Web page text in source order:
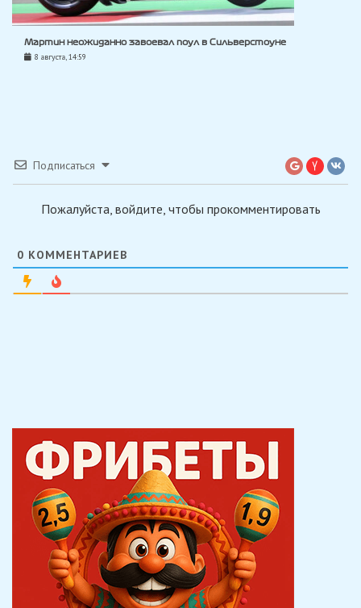
Мартин неожиданно завоевал поул в Сильверстоуне
8 августа, 14:59
Подписаться
Пожалуйста, войдите, чтобы прокомментировать
0 КОММЕНТАРИЕВ